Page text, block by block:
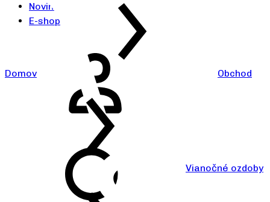
Novinky
E-shop
Domov Obchod
Vianočné ozdoby